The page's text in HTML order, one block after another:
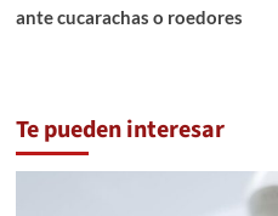
ante cucarachas o roedores
Te pueden interesar